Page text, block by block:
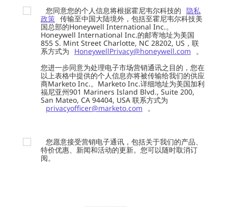
您同意您的个人信息将根据霍尼韦尔科技的 隐私
政策 传输至中国大陆境外，包括至霍尼韦尔科技美
国总部的Honeywell International Inc.。
Honeywell International Inc.的邮寄地址为美国
855 S. Mint Street Charlotte, NC 28202, US，联
系方式为
HoneywellPrivacy@honeywell.com
。
您进一步同意为处理电子市场营销通讯之目的，您在
以上表格中提供的个人信息亦将被传输给我们的供应
商Marketo Inc.。Marketo Inc.详细地址为美国加利
福尼亚州901 Mariners Island Blvd., Suite 200,
San Mateo, CA 94404, USA 联系方式为
privacyofficer@marketo.com
。
您愿意接受营销电子通讯，包括关于我们的产品、
特价优惠、新闻和活动的更新。您可以随时取消订
阅。